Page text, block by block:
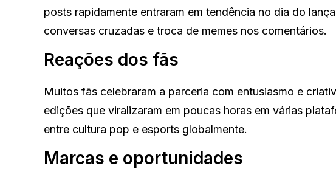
posts rapidamente entraram em tendência no dia do
conversas cruzadas e troca de memes nos comentários.
Reações dos fãs
Muitos fãs celebraram a parceria com entusiasmo e
edições que viralizaram em poucas horas em várias
entre cultura pop e esports globalmente.
Marcas e oportunidades